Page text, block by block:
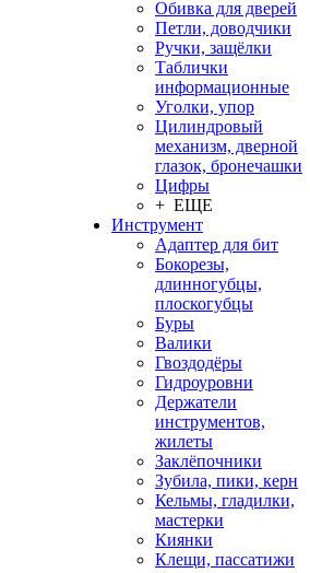
Обивка для дверей
Петли, доводчики
Ручки, защёлки
Таблички
информационные
Уголки, упор
Цилиндровый
механизм, дверной
глазок, бронечашки
Цифры
+ ЕЩЕ
Инструмент
Адаптер для бит
Бокорезы,
длинногубцы,
плоскогубцы
Буры
Валики
Гвоздодёры
Гидроуровни
Держатели
инструментов,
жилеты
Заклёпочники
Зубила, пики, керн
Кельмы, гладилки,
мастерки
Киянки
Клещи, пассатижи